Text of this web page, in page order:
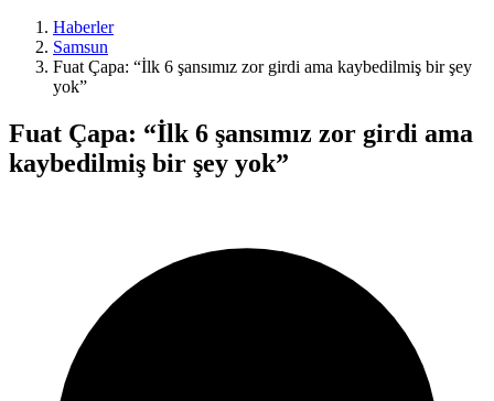
Haberler
Samsun
Fuat Çapa: “İlk 6 şansımız zor girdi ama kaybedilmiş bir şey
yok”
Fuat Çapa: “İlk 6 şansımız zor girdi ama
kaybedilmiş bir şey yok”